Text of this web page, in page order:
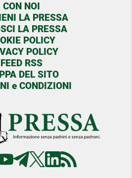
CON NOI
LA PRESSA
LA PRESSA
POLICY
POLICY
FEED RSS
DEL SITO
e CONDIZIONI